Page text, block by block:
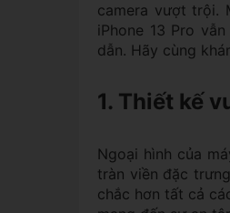
camera vượt trội.
iPhone 13 Pro
dẫn. Hãy cùng
1. Thiết kế
Ngoại hình của
tràn viền đặc
chắc hơn tất cả